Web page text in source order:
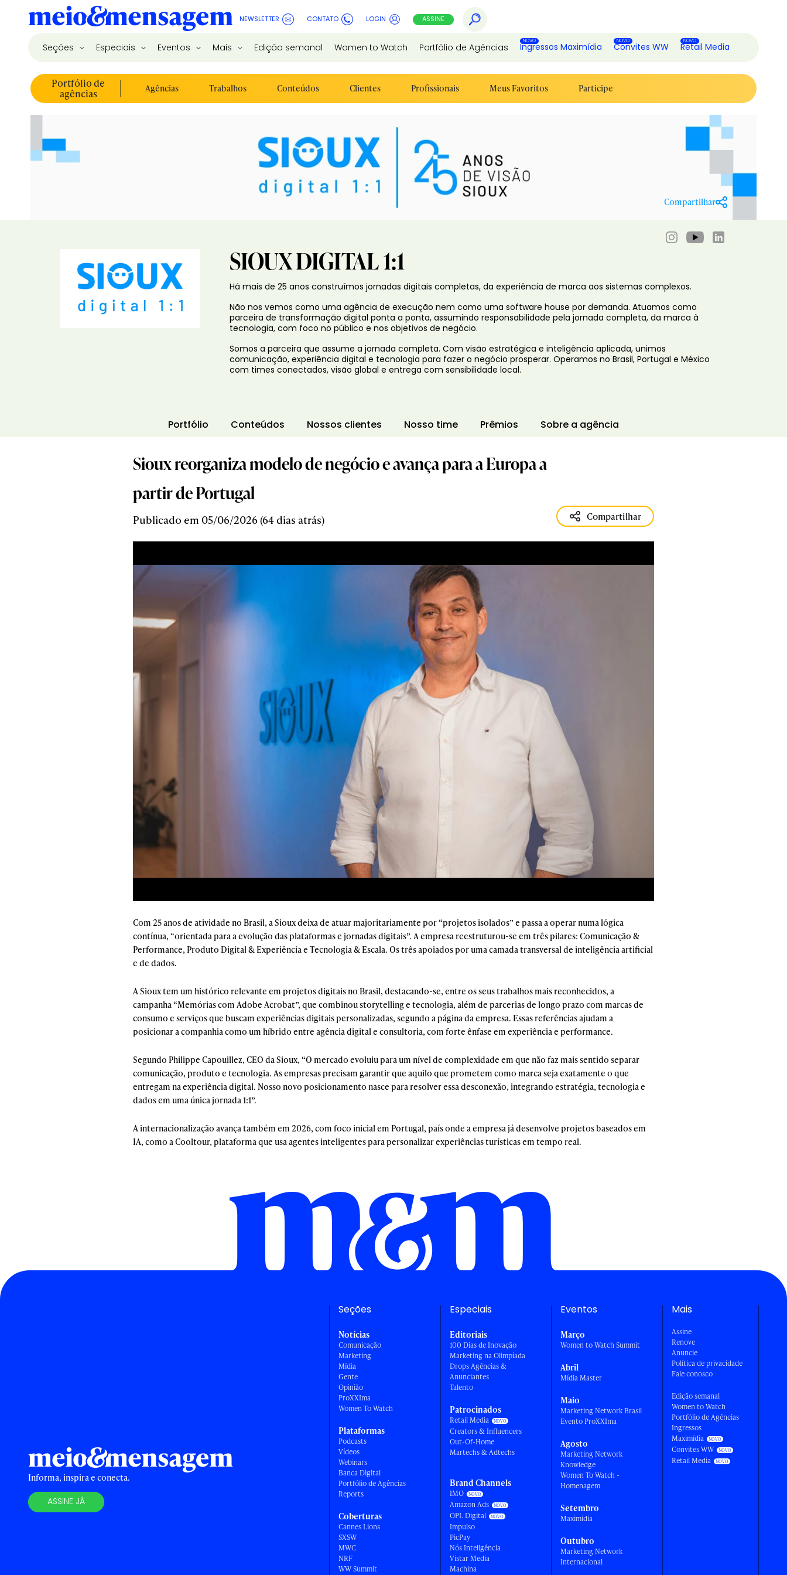
NEWSLETTER CONTATO LOGIN ASSINE
Seções Especiais Eventos Mais Edição semanal Women to Watch Portfólio de Agências Ingressos Maximídia Convites WW Retail Media
Portfólio de
agências Agências Trabalhos Conteúdos Clientes Profissionais Meus Favoritos Participe
Compartilhar
SIOUX DIGITAL 1:1
Há mais de 25 anos construímos jornadas digitais completas, da experiência de marca aos sistemas complexos.
Não nos vemos como uma agência de execução nem como uma software house por demanda. Atuamos como
parceira de transformação digital ponta a ponta, assumindo responsabilidade pela jornada completa, da marca à
tecnologia, com foco no público e nos objetivos de negócio.
Somos a parceira que assume a jornada completa. Com visão estratégica e inteligência aplicada, unimos
comunicação, experiência digital e tecnologia para fazer o negócio prosperar. Operamos no Brasil, Portugal e México
com times conectados, visão global e entrega com sensibilidade local.
Portfólio Conteúdos Nossos clientes Nosso time Prêmios Sobre a agência
Sioux reorganiza modelo de negócio e avança para a Europa a
partir de Portugal
Publicado em 05/06/2026 (64 dias atrás) Compartilhar
Com 25 anos de atividade no Brasil, a Sioux deixa de atuar majoritariamente por “projetos isolados” e passa a operar numa lógica
contínua, “orientada para a evolução das plataformas e jornadas digitais”. A empresa reestruturou-se em três pilares: Comunicação &
Performance, Produto Digital & Experiência e Tecnologia & Escala. Os três apoiados por uma camada transversal de inteligência artificial
e de dados.
A Sioux tem um histórico relevante em projetos digitais no Brasil, destacando-se, entre os seus trabalhos mais reconhecidos, a
campanha “Memórias com Adobe Acrobat”, que combinou storytelling e tecnologia, além de parcerias de longo prazo com marcas de
consumo e serviços que buscam experiências digitais personalizadas, segundo a página da empresa. Essas referências ajudam a
posicionar a companhia como um híbrido entre agência digital e consultoria, com forte ênfase em experiência e performance.
Segundo Philippe Capouillez, CEO da Sioux, “O mercado evoluiu para um nível de complexidade em que não faz mais sentido separar
comunicação, produto e tecnologia. As empresas precisam garantir que aquilo que prometem como marca seja exatamente o que
entregam na experiência digital. Nosso novo posicionamento nasce para resolver essa desconexão, integrando estratégia, tecnologia e
dados em uma única jornada 1:1”.
A internacionalização avança também em 2026, com foco inicial em Portugal, país onde a empresa já desenvolve projetos baseados em
IA, como a Cooltour, plataforma que usa agentes inteligentes para personalizar experiências turísticas em tempo real.
Informa, inspira e conecta.
ASSINE JÁ
Seções
Notícias
Comunicação
Marketing
Mídia
Gente
Opinião
ProXXIma
Women To Watch
Plataformas
Podcasts
Vídeos
Webinars
Banca Digital
Portfólio de Agências
Reports
Coberturas
Cannes Lions
SXSW
MWC
NRF
WW Summit
Especiais
Editoriais
100 Dias de Inovação
Marketing na Olimpíada
Drops Agências &
Anunciantes
Talento
Patrocinados
Retail Media
Creators & Influencers
Out-Of-Home
Martechs & Adtechs
Brand Channels
IMO
Amazon Ads
OPL Digital
Impulso
PicPay
Nós Inteligência
Vistar Media
Machina
Eventos
Março
Women to Watch Summit
Abril
Mídia Master
Maio
Marketing Network Brasil
Evento ProXXIma
Agosto
Marketing Network
Knowledge
Women To Watch -
Homenagem
Setembro
Maximídia
Outubro
Marketing Network
Internacional
Mais
Assine
Renove
Anuncie
Política de privacidade
Fale conosco
Edição semanal
Women to Watch
Portfólio de Agências
Ingressos
Maximídia
Convites WW
Retail Media